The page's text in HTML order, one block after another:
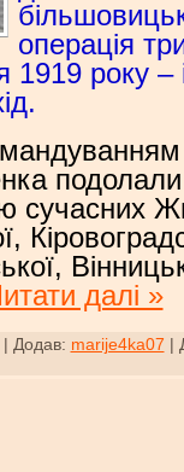
операція
1919 року
сучасних
далі »
Додав: marije4ka07